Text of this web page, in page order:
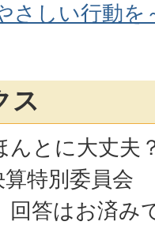
さしい行動を
ス
んとに大丈夫
特別委員会
答はお済み